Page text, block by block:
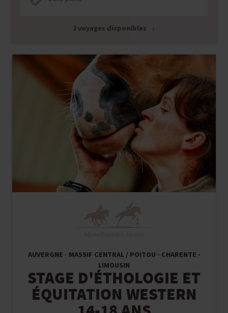
2 voyages disponibles
AUVERGNE - MASSIF CENTRAL / POITOU - CHARENTE -
LIMOUSIN
STAGE D'ÉTHOLOGIE ET
ÉQUITATION WESTERN